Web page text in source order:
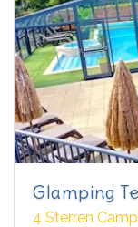
Glamping
4 Sterren